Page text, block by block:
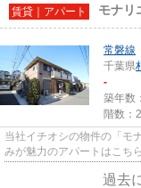
賃貸｜アパート モナリ
常磐線
千葉県
-
築年数
階数：
当社イチオシの物件の「モ
みが魅力のアパートはこち
過去